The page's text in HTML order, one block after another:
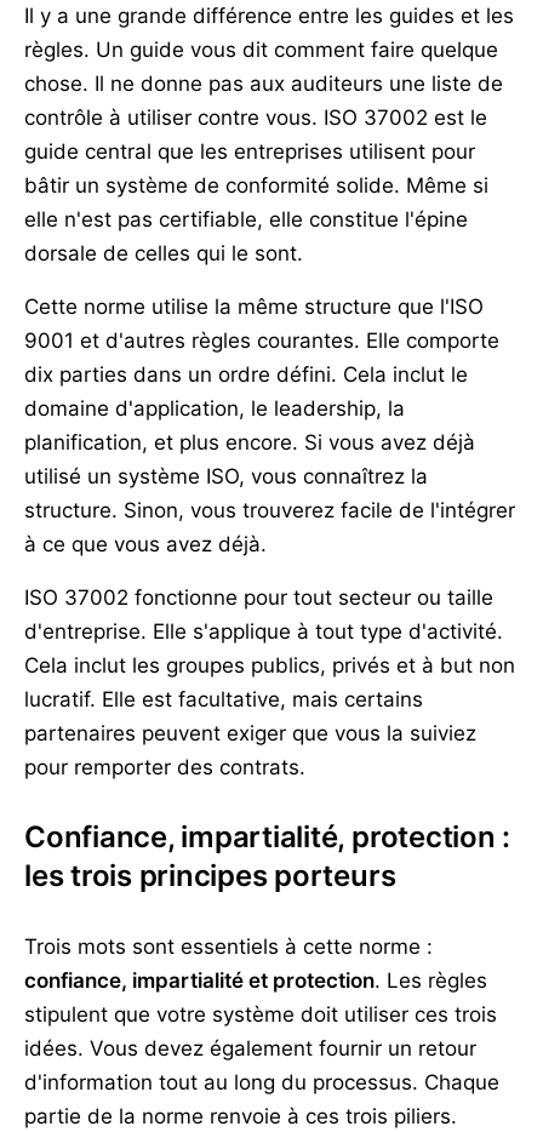
Il y a une grande différence entre les guides et les
règles. Un guide vous dit comment faire quelque
chose. Il ne donne pas aux auditeurs une liste de
contrôle à utiliser contre vous. ISO 37002 est le
guide central que les entreprises utilisent pour
bâtir un système de conformité solide. Même si
elle n'est pas certifiable, elle constitue l'épine
dorsale de celles qui le sont.
Cette norme utilise la même structure que l'ISO
9001 et d'autres règles courantes. Elle comporte
dix parties dans un ordre défini. Cela inclut le
domaine d'application, le leadership, la
planification, et plus encore. Si vous avez déjà
utilisé un système ISO, vous connaîtrez la
structure. Sinon, vous trouverez facile de l'intégrer
à ce que vous avez déjà.
ISO 37002 fonctionne pour tout secteur ou taille
d'entreprise. Elle s'applique à tout type d'activité.
Cela inclut les groupes publics, privés et à but non
lucratif. Elle est facultative, mais certains
partenaires peuvent exiger que vous la suiviez
pour remporter des contrats.
Confiance, impartialité, protection :
les trois principes porteurs
Trois mots sont essentiels à cette norme :
confiance, impartialité et protection. Les règles
stipulent que votre système doit utiliser ces trois
idées. Vous devez également fournir un retour
d'information tout au long du processus. Chaque
partie de la norme renvoie à ces trois piliers.